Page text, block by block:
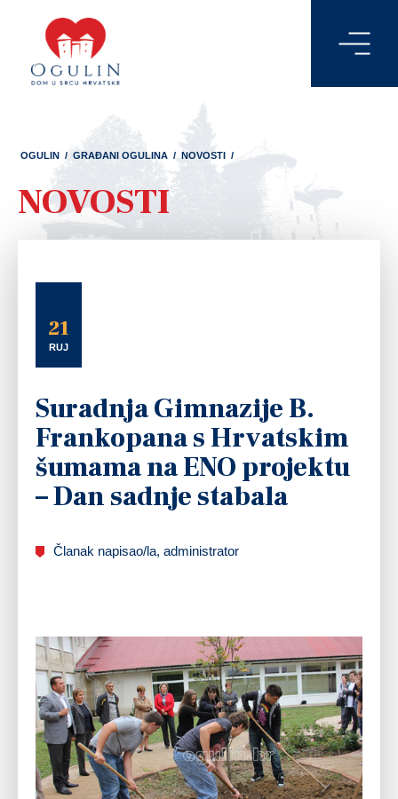
OGULIN / GRAĐANI OGULINA / NOVOSTI /
NOVOSTI
21
RUJ
Suradnja Gimnazije B.
Frankopana s Hrvatskim
šumama na ENO projektu
– Dan sadnje stabala
Članak napisao/la, administrator